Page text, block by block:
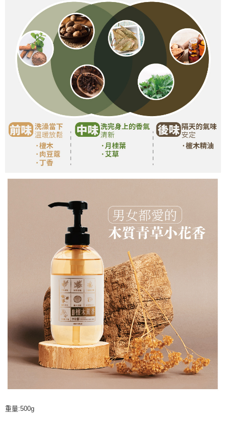
重量:500g